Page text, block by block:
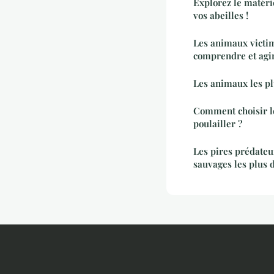
vos abeilles !
Les animaux
comprendre et
Les animaux les
Comment choisir
poulailler ?
Les pires
sauvages les plus